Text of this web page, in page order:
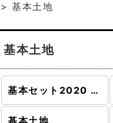
> 基本土地
基本土地
基本セット2020 (全商品)
基本土地